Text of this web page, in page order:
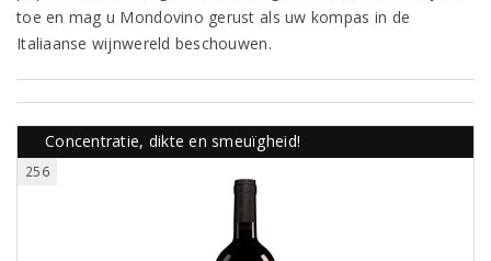
toe en mag u Mondovino gerust als uw kompas in de
Italiaanse wijnwereld beschouwen.
Concentratie, dikte en smeuïgheid!
256